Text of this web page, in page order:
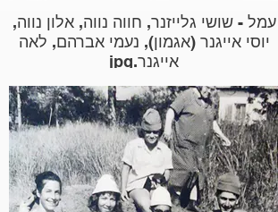
עמל - שושי גלייזנר, חווה נווה, אלון נווה,
יוסי אייגנר (אגמון), נעמי אברהם, לאה
אייגנר.jpg